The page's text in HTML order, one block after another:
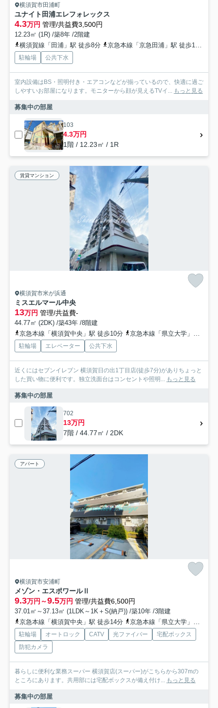
横須賀市田浦町
ユナイト田浦エレフォレックス
4.3万円 管理/共益費3,500円
12.23㎡ (1R) /築8年 /2階建
横須賀線「田浦」駅 徒歩8分
京急本線「京急田浦」駅 徒歩19分
駐輪場 公共下水
室内設備はBS・照明付き・エアコンなどが揃っているので、快適に過ご
しやすいお部屋になります。モニターから顔が見えるTVイ...
もっと見る
募集中の部屋
103
4.3万円
1階 / 12.23㎡ / 1R
賃貸マンション
横須賀市米が浜通
ミスエルマール中央
13万円 管理/共益費-
44.77㎡ (2DK) /築43年 /8階建
京急本線「横須賀中央」駅 徒歩10分
京急本線「県立大学」駅 徒歩12分
駐輪場 エレベーター 公共下水
近くにはセブンイレブン 横須賀日の出1丁目店(徒歩7分)がありちょっと
した買い物に便利です。独立洗面台はコンセントや照明...
もっと見る
募集中の部屋
702
13万円
7階 / 44.77㎡ / 2DK
アパート
横須賀市安浦町
メゾン・エスポワールⅡ
9.3万円～9.5万円 管理/共益費6,500円
37.01㎡～37.13㎡ (1LDK～1K＋S(納戸)) /築10年 /3階建
京急本線「横須賀中央」駅 徒歩14分
京急本線「県立大学」駅 徒歩7分
駐輪場 オートロック CATV 光ファイバー
宅配ボックス
防犯カメラ
暮らしに便利な業務スーパー 横須賀店(スーパー)がこちらから307mの
ところにあります。共用部には宅配ボックスが備え付け...
もっと見る
募集中の部屋